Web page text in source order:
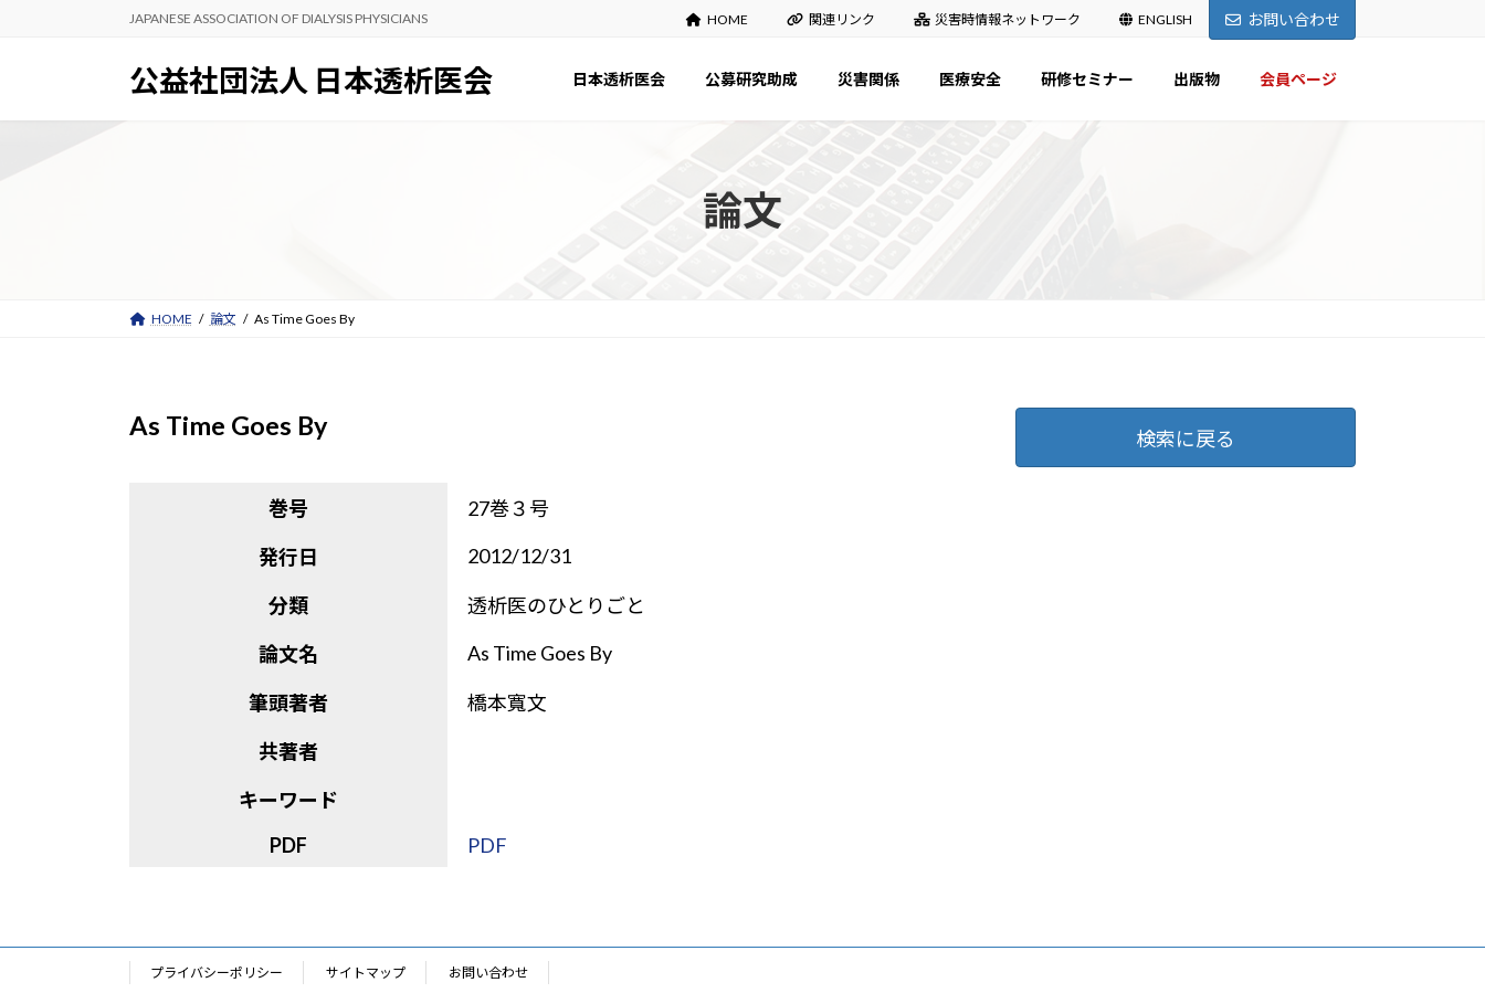
JAPANESE ASSOCIATION OF DIALYSIS PHYSICIANS HOME 関連リンク 災害時情報ネットワーク ENGLISH お問い合わせ
公益社団法人 日本透析医会 日本透析医会 公募研究助成 災害関係 医療安全 研修セミナー 出版物 会員ページ
論文
HOME 論文 As Time Goes By
As Time Goes By
巻号
27巻３号
発行日
2012/12/31
分類
透析医のひとりごと
論文名
As Time Goes By
筆頭著者
橋本寬文
共著者
キーワード
PDF
PDF
検索に戻る
プライバシーポリシー サイトマップ お問い合わせ